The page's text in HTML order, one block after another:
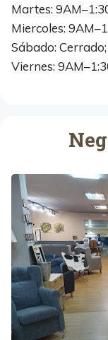
Martes:
Miercoles:
Sábado: Cerrado;
Viernes:
S
r
l
a
x
L
l